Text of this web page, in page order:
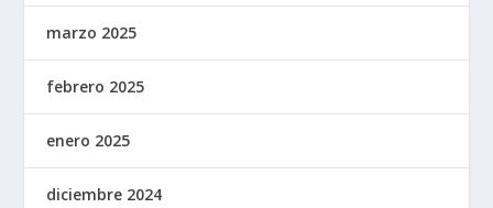
marzo 2025
febrero 2025
enero 2025
diciembre 2024